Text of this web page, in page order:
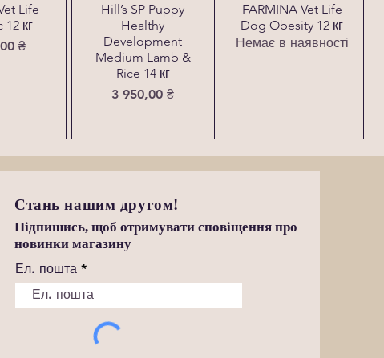
Life
кг
₴
Hill’s SP Puppy
Healthy
Development
Medium Lamb &
Rice 14 кг
Ціна
3 950,00 ₴
FARMINA Vet Life
Dog Obesity 12 кг
Немає в наявності
Стань нашим другом!
Підпишись, щоб отримувати сповіщення про
новинки магазину
Ел. пошта